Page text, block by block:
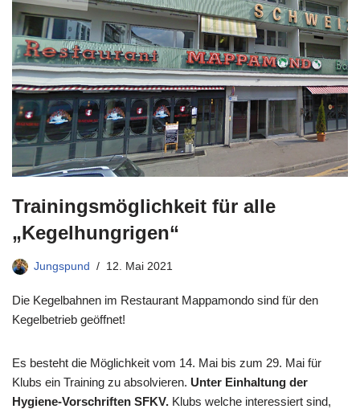
Trainingsmöglichkeit für alle
„Kegelhungrigen“
Jungspund 12. Mai 2021
Die Kegelbahnen im Restaurant Mappamondo sind für den
Kegelbetrieb geöffnet!
Es besteht die Möglichkeit vom 14. Mai bis zum 29. Mai für
Klubs ein Training zu absolvieren. Unter Einhaltung der
Hygiene-Vorschriften SFKV. Klubs welche interessiert sind,